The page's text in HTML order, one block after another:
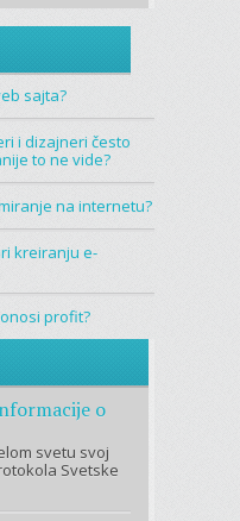
sajta?
i dizajneri često
to ne vide?
na internetu?
kreiranju e-
profit?
o
svetu svoj
Svetske